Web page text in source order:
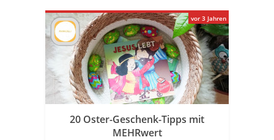
20 Oster-Geschenk-Tipps mit
MEHRwert
vor 3 Jahren